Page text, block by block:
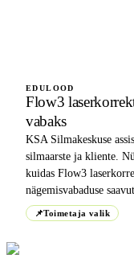
EDULOOD
Flow3
vabaks
KSA Silmakeskuse
silmaarste ja kliente.
kuidas Flow3
nägemisvabaduse
📌Toimetaja valik